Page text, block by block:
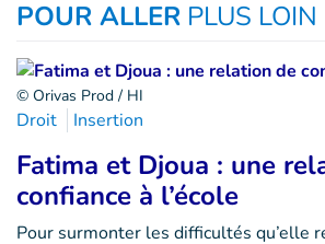
POUR ALLER PLUS LOIN
© Orivas Prod / HI
Droit Insertion
Fatima et Djoua : une
confiance à l’école
Pour surmonter les difficultés qu’elle